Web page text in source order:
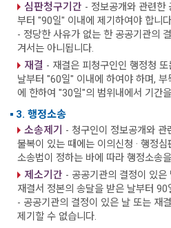
심판청구기간 - 정보공개와 관련한
부터 "90일" 이내에 제기하여야 합니
- 정당한 사유가 없는 한 공공기관의
겨서는 아니됩니다.
재결 - 재결은 피청구인인 행정청
날부터 "60일" 이내에 하여야 하며,
에 한하여 "30일"의 범위내에서 기간
3. 행정소송
소송제기
- 청구인이 정보공개와 관
불복이 있는 때에는 이의신청 · 행정
소송법이 정하는 바에 따라 행정소송
제소기간 - 공공기관의 결정이 있
재결서 정본의 송달을 받은 날부터
- 공공기관의 결정이 있은 날 또는 재
제기할 수 없습니다.